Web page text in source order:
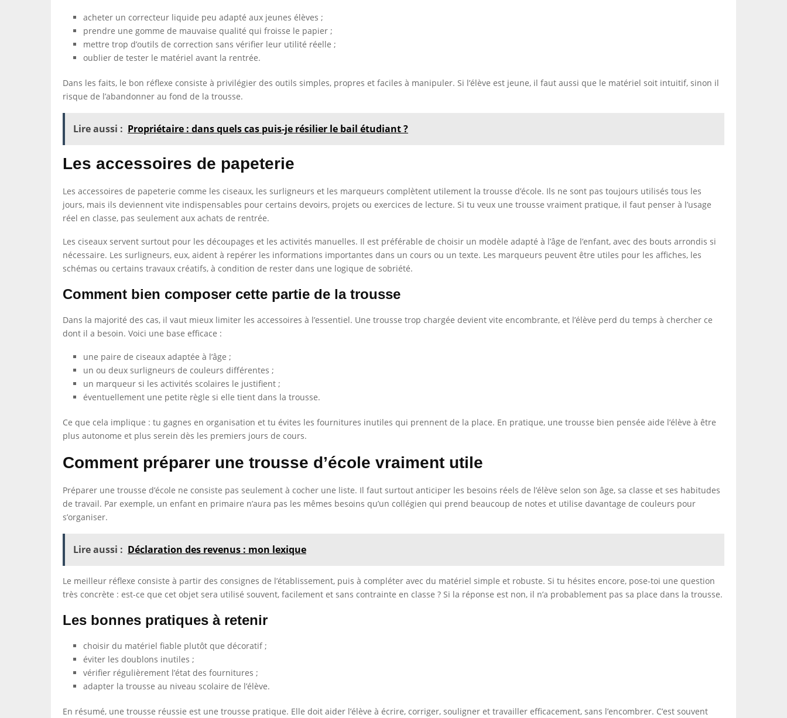
acheter un correcteur liquide peu adapté aux jeunes élèves ;
prendre une gomme de mauvaise qualité qui froisse le papier ;
mettre trop d’outils de correction sans vérifier leur utilité réelle ;
oublier de tester le matériel avant la rentrée.
Dans les faits, le bon réflexe consiste à privilégier des outils simples, propres et faciles à manipuler. Si l’élève est jeune, il faut aussi que le matériel soit intuitif, sinon il
risque de l’abandonner au fond de la trousse.
Lire aussi : Propriétaire : dans quels cas puis-je résilier le bail étudiant ?
Les accessoires de papeterie
Les accessoires de papeterie comme les ciseaux, les surligneurs et les marqueurs complètent utilement la trousse d’école. Ils ne sont pas toujours utilisés tous les
jours, mais ils deviennent vite indispensables pour certains devoirs, projets ou exercices de lecture. Si tu veux une trousse vraiment pratique, il faut penser à l’usage
réel en classe, pas seulement aux achats de rentrée.
Les ciseaux servent surtout pour les découpages et les activités manuelles. Il est préférable de choisir un modèle adapté à l’âge de l’enfant, avec des bouts arrondis si
nécessaire. Les surligneurs, eux, aident à repérer les informations importantes dans un cours ou un texte. Les marqueurs peuvent être utiles pour les affiches, les
schémas ou certains travaux créatifs, à condition de rester dans une logique de sobriété.
Comment bien composer cette partie de la trousse
Dans la majorité des cas, il vaut mieux limiter les accessoires à l’essentiel. Une trousse trop chargée devient vite encombrante, et l’élève perd du temps à chercher ce
dont il a besoin. Voici une base efficace :
une paire de ciseaux adaptée à l’âge ;
un ou deux surligneurs de couleurs différentes ;
un marqueur si les activités scolaires le justifient ;
éventuellement une petite règle si elle tient dans la trousse.
Ce que cela implique : tu gagnes en organisation et tu évites les fournitures inutiles qui prennent de la place. En pratique, une trousse bien pensée aide l’élève à être
plus autonome et plus serein dès les premiers jours de cours.
Comment préparer une trousse d’école vraiment utile
Préparer une trousse d’école ne consiste pas seulement à cocher une liste. Il faut surtout anticiper les besoins réels de l’élève selon son âge, sa classe et ses habitudes
de travail. Par exemple, un enfant en primaire n’aura pas les mêmes besoins qu’un collégien qui prend beaucoup de notes et utilise davantage de couleurs pour
s’organiser.
Lire aussi : Déclaration des revenus : mon lexique
Le meilleur réflexe consiste à partir des consignes de l’établissement, puis à compléter avec du matériel simple et robuste. Si tu hésites encore, pose-toi une question
très concrète : est-ce que cet objet sera utilisé souvent, facilement et sans contrainte en classe ? Si la réponse est non, il n’a probablement pas sa place dans la trousse.
Les bonnes pratiques à retenir
choisir du matériel fiable plutôt que décoratif ;
éviter les doublons inutiles ;
vérifier régulièrement l’état des fournitures ;
adapter la trousse au niveau scolaire de l’élève.
En résumé, une trousse réussie est une trousse pratique. Elle doit aider l’élève à écrire, corriger, souligner et travailler efficacement, sans l’encombrer. C’est souvent